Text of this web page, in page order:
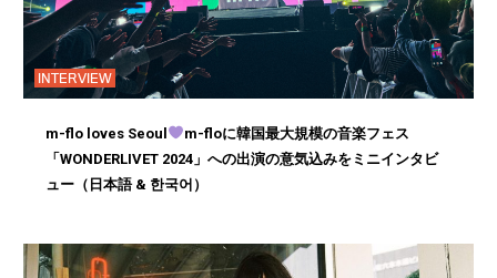
INTERVIEW
m-flo loves Seoul
m-floに韓国最大規模の音楽フェス
「WONDERLIVET 2024」への出演の意気込みをミニインタビ
ュー（日本語 & 한국어）